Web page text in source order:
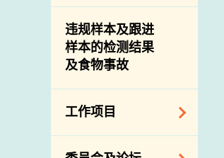
介绍短片
违规样本及跟进
样本的检测结果
及食物事故
工作项目
降低膳食中的钠和